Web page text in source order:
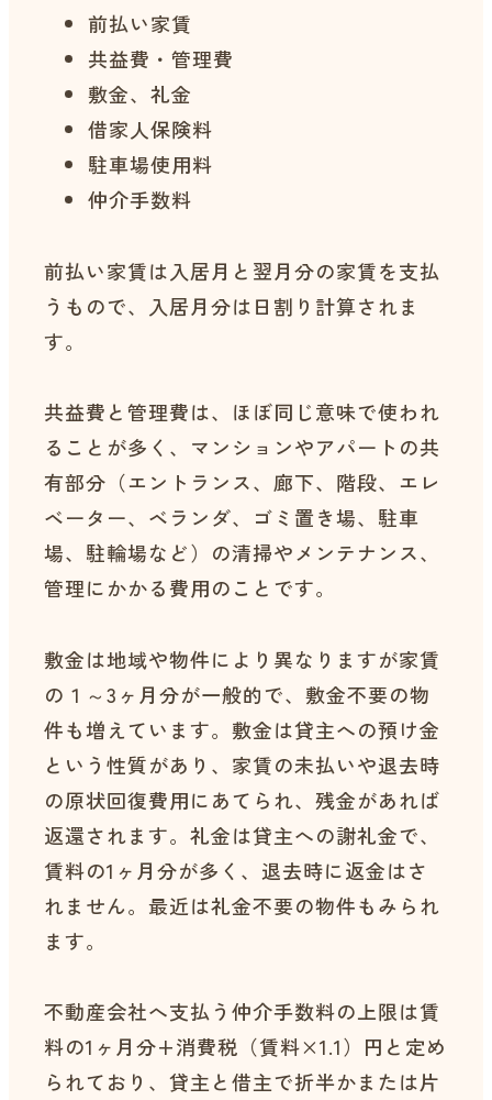
前払い家賃
共益費・管理費
敷金、礼金
借家人保険料
駐車場使用料
仲介手数料
前払い家賃は入居月と翌月分の家賃を支払
うもので、入居月分は日割り計算されま
す。
共益費と管理費は、ほぼ同じ意味で使われ
ることが多く、マンションやアパートの共
有部分（エントランス、廊下、階段、エレ
ベーター、ベランダ、ゴミ置き場、駐車
場、駐輪場など）の清掃やメンテナンス、
管理にかかる費用のことです。
敷金は地域や物件により異なりますが家賃
の１～3ヶ月分が一般的で、敷金不要の物
件も増えています。敷金は貸主への預け金
という性質があり、家賃の未払いや退去時
の原状回復費用にあてられ、残金があれば
返還されます。礼金は貸主への謝礼金で、
賃料の1ヶ月分が多く、退去時に返金はさ
れません。最近は礼金不要の物件もみられ
ます。
不動産会社へ支払う仲介手数料の上限は賃
料の1ヶ月分+消費税（賃料×1.1）円と定め
られており、貸主と借主で折半かまたは片